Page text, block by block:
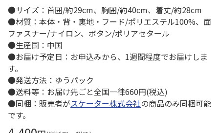
●サイズ：首囲/約29cm、胸囲/約40cm、着丈/約28cm
●材質：本体・背・裏地・フード/ポリエステル100%、面
ファスナー/ナイロン、ボタン/ポリアセタール
●生産国：中国
●お届け予定日：お申込みから、1週間程度でお届けしま
す。
●発送方法：ゆうパック
●送料等：お届け先ごと全国一律660円(税込)
●同梱：販売者がスケーター株式会社の商品のみ同梱可能
です。